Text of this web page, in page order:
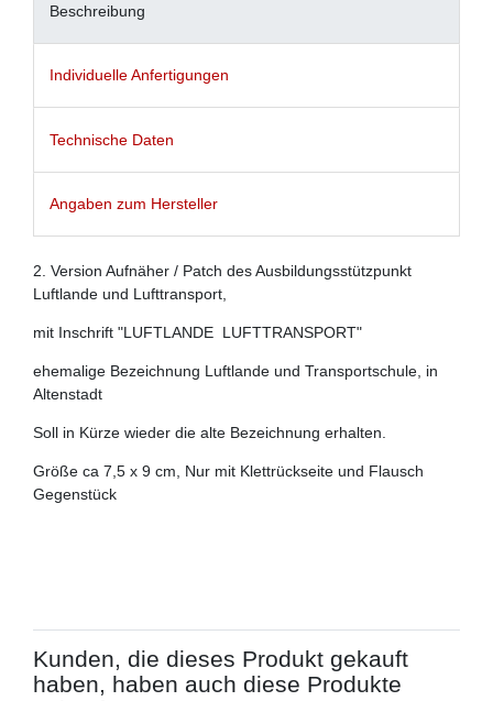
Beschreibung
Individuelle Anfertigungen
Technische Daten
Angaben zum Hersteller
2. Version Aufnäher / Patch des Ausbildungsstützpunkt
Luftlande und Lufttransport,
mit Inschrift "LUFTLANDE LUFTTRANSPORT"
ehemalige Bezeichnung Luftlande und Transportschule, in
Altenstadt
Soll in Kürze wieder die alte Bezeichnung erhalten.
Größe ca 7,5 x 9 cm, Nur mit Klettrückseite und Flausch
Gegenstück
Kunden, die dieses Produkt gekauft
haben, haben auch diese Produkte